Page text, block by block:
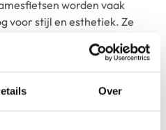
Over
worden vaak
voor stijl en esthetiek. Ze
maakt voor
: Damesfietsen zijn vaak